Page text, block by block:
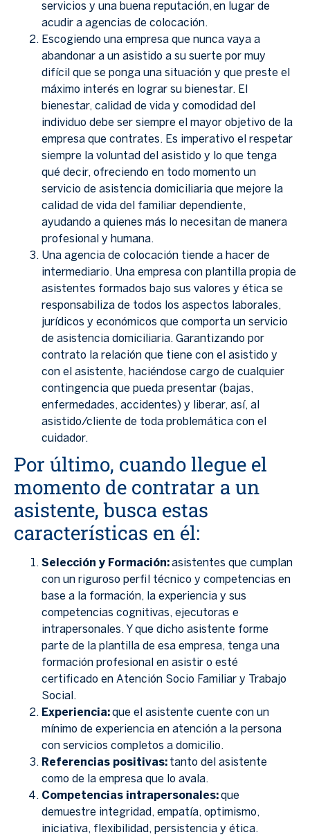
servicios y una buena reputación, en lugar de
acudir a agencias de colocación.
Escogiendo una empresa que nunca vaya a
abandonar a un asistido a su suerte por muy
difícil que se ponga una situación y que preste el
máximo interés en lograr su bienestar. El
bienestar, calidad de vida y comodidad del
individuo debe ser siempre el mayor objetivo de la
empresa que contrates. Es imperativo el respetar
siempre la voluntad del asistido y lo que tenga
qué decir, ofreciendo en todo momento un
servicio de asistencia domiciliaria que mejore la
calidad de vida del familiar dependiente,
ayudando a quienes más lo necesitan de manera
profesional y humana.
Una agencia de colocación tiende a hacer de
intermediario. Una empresa con plantilla propia de
asistentes formados bajo sus valores y ética se
responsabiliza de todos los aspectos laborales,
jurídicos y económicos que comporta un servicio
de asistencia domiciliaria. Garantizando por
contrato la relación que tiene con el asistido y
con el asistente, haciéndose cargo de cualquier
contingencia que pueda presentar (bajas,
enfermedades, accidentes) y liberar, así, al
asistido/cliente de toda problemática con el
cuidador.
Por último, cuando llegue el
momento de contratar a un
asistente, busca estas
características en él:
Selección y Formación: asistentes que cumplan
con un riguroso perfil técnico y competencias en
base a la formación, la experiencia y sus
competencias cognitivas, ejecutoras e
intrapersonales. Y que dicho asistente forme
parte de la plantilla de esa empresa, tenga una
formación profesional en asistir o esté
certificado en Atención Socio Familiar y Trabajo
Social.
Experiencia: que el asistente cuente con un
mínimo de experiencia en atención a la persona
con servicios completos a domicilio.
Referencias positivas: tanto del asistente
como de la empresa que lo avala.
Competencias intrapersonales: que
demuestre integridad, empatía, optimismo,
iniciativa, flexibilidad, persistencia y ética.